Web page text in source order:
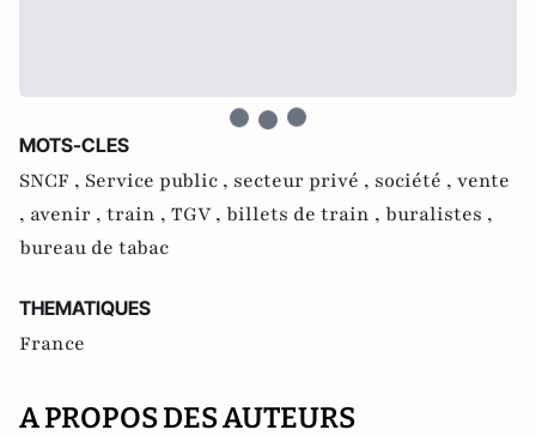
MOTS-CLES
SNCF , Service public , secteur privé , société , vente
, avenir , train , TGV , billets de train , buralistes ,
bureau de tabac
THEMATIQUES
France
A PROPOS DES AUTEURS